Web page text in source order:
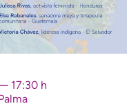
17:30 h